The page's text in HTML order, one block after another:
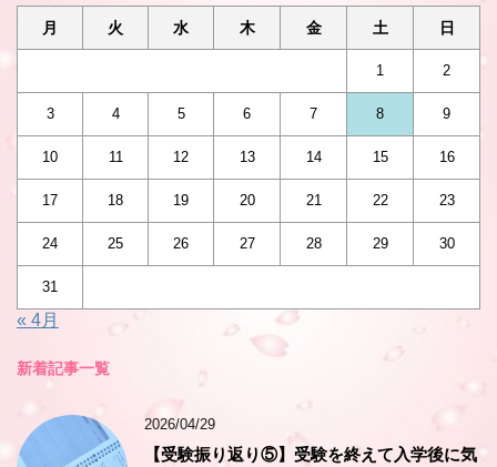
月 火 水 木 金 土 日
1 2
3 4 5 6 7 8 9
10 11 12 13 14 15 16
17 18 19 20 21 22 23
24 25 26 27 28 29 30
31
« 4月
新着記事一覧
2026/04/29
【受験振り返り⑤】受験を終えて入学後に気